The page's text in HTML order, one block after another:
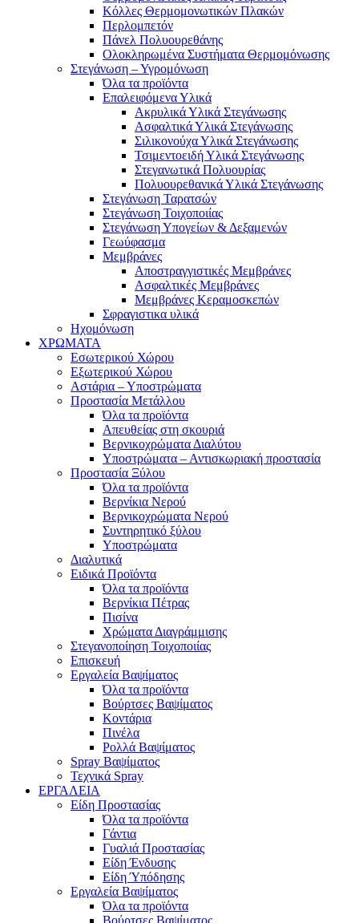
Κόλλες Θερμομονωτικών Πλακών
Περλομπετόν
Πάνελ Πολυουρεθάνης
Ολοκληρωμένα Συστήματα Θερμομόνωσης
Στεγάνωση – Υγρομόνωση
Όλα τα προϊόντα
Επαλειφόμενα Υλικά
Ακρυλικά Υλικά Στεγάνωσης
Ασφαλτικά Υλικά Στεγάνωσης
Σιλικονούχα Υλικά Στεγάνωσης
Τσιμεντοειδή Υλικά Στεγάνωσης
Στεγανωτικά Πολυουρίας
Πολυουρεθανικά Υλικά Στεγάνωσης
Στεγάνωση Ταρατσών
Στεγάνωση Τοιχοποιίας
Στεγάνωση Υπογείων & Δεξαμενών
Γεωύφασμα
Μεμβράνες
Αποστραγγιστικές Μεμβράνες
Ασφαλτικές Μεμβράνες
Μεμβράνες Κεραμοσκεπών
Σφραγιστικα υλικά
Ηχομόνωση
ΧΡΩΜΑΤΑ
Εσωτερικού Χώρου
Εξωτερικού Χώρου
Αστάρια – Υποστρώματα
Προστασία Μετάλλου
Όλα τα προϊόντα
Απευθείας στη σκουριά
Βερνικοχρώματα Διαλύτου
Υποστρώματα – Αντισκωριακή προστασία
Προστασία Ξύλου
Όλα τα προϊόντα
Βερνίκια Νερού
Βερνικοχρώματα Νερού
Συντηρητικό ξύλου
Υποστρώματα
Διαλυτικά
Ειδικά Προϊόντα
Όλα τα προϊόντα
Βερνίκια Πέτρας
Πισίνα
Χρώματα Διαγράμμισης
Στεγανοποίηση Τοιχοποιίας
Επισκευή
Εργαλεία Βαψίματος
Όλα τα προϊόντα
Βούρτσες Βαψίματος
Κοντάρια
Πινέλα
Ρολλά Βαψίματος
Spray Βαψίματος
Τεχνικά Spray
ΕΡΓΑΛΕΙΑ
Είδη Προστασίας
Όλα τα προϊόντα
Γάντια
Γυαλιά Προστασίας
Είδη Ένδυσης
Είδη Ύπόδησης
Εργαλεία Βαψίματος
Όλα τα προϊόντα
Βούρτσες Βαψίματος